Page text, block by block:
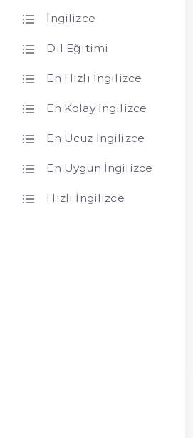
İngilizce
Dil Eğitimi
En Hızlı İngilizce
En Kolay İngilizce
En Ucuz İngilizce
En Uygun İngilizce
Hızlı İngilizce